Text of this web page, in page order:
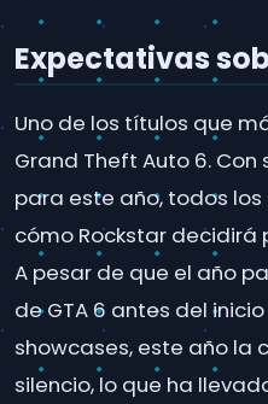
Expectativas
Uno de los títulos que
Grand Theft Auto 6.
para este año, todos
cómo Rockstar decidirá
A pesar de que el año
de GTA 6 antes del
showcases, este año
silencio, lo que ha